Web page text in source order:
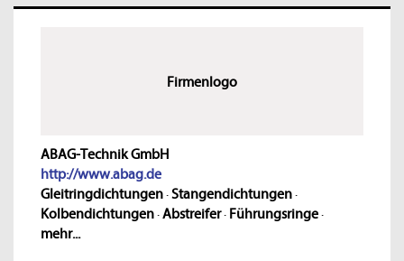
Firmenlogo
ABAG-Technik GmbH
http://www.abag.de
Gleitringdichtungen·Stangendichtungen·
Kolbendichtungen·Abstreifer· Führungsringe·
mehr...